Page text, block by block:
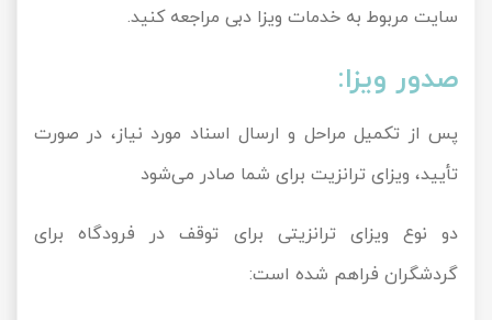
سایت مربوط به خدمات ویزا دبی مراجعه کنید.
صدور ویزا:
پس از تکمیل مراحل و ارسال اسناد مورد نیاز، در صورت
تأیید، ویزای ترانزیت برای شما صادر می‌شود
دو نوع ویزای ترانزیتی برای توقف در فرودگاه برای
گردشگران فراهم شده است: